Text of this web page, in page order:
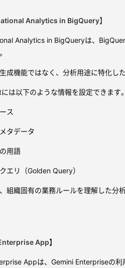
Analytics in BigQuery】
Analytics in BigQueryは、
成機能ではなく、分析用途に特化し
は以下のような情報を設定できます。
ス
タデータ
用語
エリ（Golden Query）
組織固有の業務ルールを理解した分
App】
Appは、Gemini Enterpriseの利